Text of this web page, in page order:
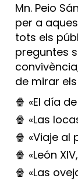
Mn. Peio
per a
tots els
preguntes
de mirar
🍿 «El día
🍿 «Las
🍿 «Viaje al
🍿 «León
🍿 «Las